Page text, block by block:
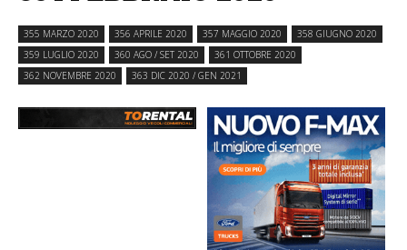
355 MARZO 2020 356 APRILE 2020 357 MAGGIO 2020
358 GIUGNO 2020
359 LUGLIO 2020
360 AGO / SET 2020
361 OTTOBRE 2020
362 NOVEMBRE 2020
363 DIC 2020 / GEN 2021